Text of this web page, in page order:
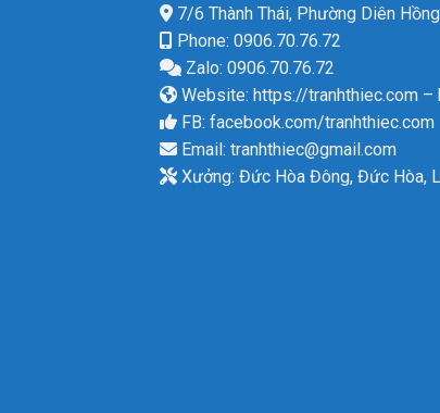
7/6 Thành Thái, Phường Diên
Phone: 0906.70.76.72
Zalo: 0906.70.76.72
Website: https://tranhthiec.com –
FB: facebook.com/tranhthiec.com
Email: tranhthiec@gmail.com
Xưởng: Đức Hòa Đông, Đức Hòa,